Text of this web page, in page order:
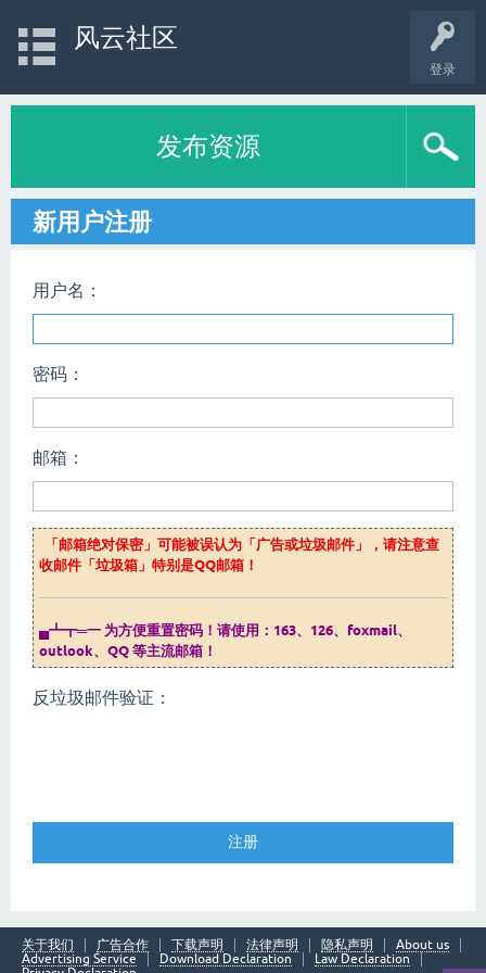
登录
风云社区
发布资源
新用户注册
用户名：
密码：
邮箱：
「邮箱绝对保密」可能被误认为「广告或垃圾邮件」，请注意查
收邮件「垃圾箱」特别是QQ邮箱！
▄┻┳═一 为方便重置密码！请使用：163、126、foxmail、
outlook、QQ 等主流邮箱！
反垃圾邮件验证：
关于我们 广告合作 下载声明 法律声明 隐私声明
About us
Advertising Service
Download Declaration
Law Declaration